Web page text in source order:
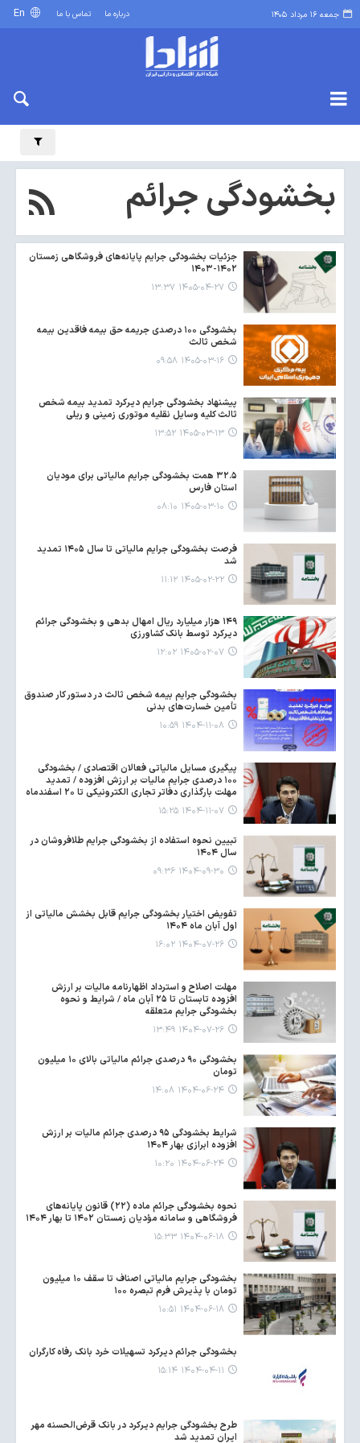
جمعه ۱۶ مرداد ۱۴۰۵ درباره ما تماس با ما
بخشودگی جرائم
جزئیات بخشودگی جرایم پایانه‌های فروشگاهی زمستان
۱۴۰۲-۱۴۰۳
۱۴۰۵-۰۴-۲۷ ۱۳:۳۷
بخشودگی ۱۰۰ درصدی جریمه حق بیمه فاقدین بیمه‌
شخص ثالث
۱۴۰۵-۰۳-۱۶ ۰۹:۵۸
پیشنهاد بخشودگی جرایم دیرکرد تمدید بیمه شخص
ثالث کلیه وسایل نقلیه موتوری زمینی و ریلی
۱۴۰۵-۰۳-۱۳ ۱۳:۵۲
۳۲.۵ همت بخشودگی جرایم مالیاتی برای مودیان
استان فارس
۱۴۰۵-۰۳-۱۰ ۰۸:۱۰
فرصت بخشودگی جرایم مالیاتی تا سال ۱۴۰۵ تمدید
شد
۱۴۰۵-۰۲-۲۲ ۱۱:۱۲
۱۴۹ هزار میلیارد ریال امهال بدهی و بخشودگی جرائم
دیرکرد توسط بانک کشاورزی
۱۴۰۵-۰۲-۰۷ ۱۲:۰۲
بخشودگی جرایم بیمه شخص ثالث در دستور کار صندوق
تأمین خسارت‌های بدنی
۱۴۰۴-۱۱-۰۸ ۱۰:۵۹
پیگیری مسایل مالیاتی فعالان اقتصادی / بخشودگی
۱۰۰ درصدی جرایم مالیات بر ارزش افزوده / تمدید
مهلت بارگذاری دفاتر تجاری الکترونیکی تا ۲۰ اسفندماه
۱۴۰۴-۱۱-۰۷ ۱۵:۲۵
تبیین نحوه استفاده از بخشودگی جرایم طلافروشان در
سال ۱۴۰۴
۱۴۰۴-۰۹-۳۰ ۰۹:۳۶
تفویض اختیار بخشودگی جرایم قابل بخشش مالیاتی از
اول آبان ماه ۱۴۰۴
۱۴۰۴-۰۷-۲۶ ۱۶:۰۲
مهلت اصلاح و استرداد اظهارنامه مالیات بر ارزش
افزوده تابستان تا ۲۵ آبان ماه / شرایط و نحوه
بخشودگی جرایم متعلقه
۱۴۰۴-۰۷-۲۶ ۱۳:۴۹
بخشودگی ۹۰ درصدی جرائم مالیاتی بالای ۱۰ میلیون
تومان
۱۴۰۴-۰۶-۲۴ ۱۴:۰۸
شرایط بخشودگی ۹۵ درصدی جرائم مالیات بر ارزش
افزوده ابرازی بهار ۱۴۰۴
۱۴۰۴-۰۶-۲۴ ۱۰:۲۰
نحوه بخشودگی جرائم ماده (۲۲) قانون پایانه‌های
فروشگاهی و سامانه مؤدیان زمستان ۱۴۰۲ تا بهار ۱۴۰۴
۱۴۰۴-۰۶-۱۸ ۱۵:۳۳
بخشودگی جرایم مالیاتی اصناف تا سقف ۱۰ میلیون
تومان با پذیرش فرم تبصره ۱۰۰
۱۴۰۴-۰۶-۱۸ ۱۰:۵۱
بخشودگی جرائم دیرکرد تسهیلات خرد بانک رفاه کارگران
۱۴۰۴-۰۴-۱۱ ۱۵:۱۴
طرح بخشودگی جرایم دیرکرد در بانک قرض‌الحسنه مهر
ایران تمدید شد